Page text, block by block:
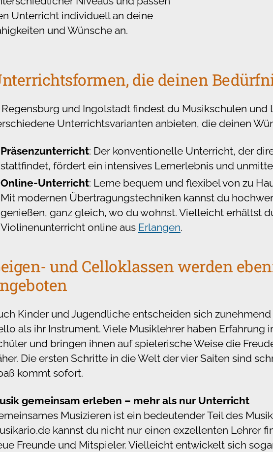
Unterricht individuell an deine
und Wünsche an.
die deinen
Regensburg und Ingolstadt findest du Musikschulen und
Unterrichtsvarianten anbieten, die deinen
Präsenzunterricht: Der konventionelle Unterricht, der
stattfindet, fördert ein intensives Lernerlebnis und
Online-Unterricht: Lerne bequem und flexibel von zu
Mit modernen Übertragungstechniken kannst du
genießen, ganz gleich, wo du wohnst. Vielleicht erhältst
Violinenunterricht online aus Erlangen.
und Celloklassen werden
Kinder und Jugendliche entscheiden sich
als ihr Instrument. Viele Musiklehrer haben Erfahrung
und bringen ihnen auf spielerische Weise die
Die ersten Schritte in die Welt der vier Saiten sind
kommt sofort.
gemeinsam erleben – mehr als nur Unterricht
Musizieren ist ein bedeutender Teil des
kannst du nicht nur einen exzellenten Lehrer
Freunde und Mitspieler. Vielleicht entwickelt sich